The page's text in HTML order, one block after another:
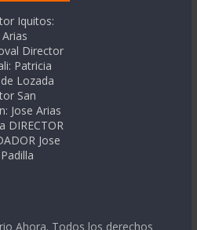
Iquitos:
Director
Patricia
Lozada
San
Jose Arias
DIRECTOR
Jose
Ahora. Todos los derechos